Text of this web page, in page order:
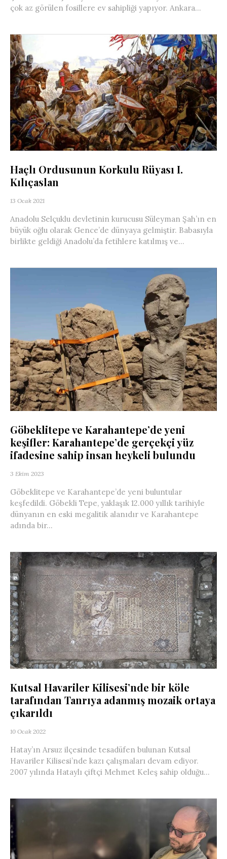
çok az görülen fosillere ev sahipliği yapıyor. Ankara...
Haçlı Ordusunun Korkulu Rüyası I.
Kılıçaslan
13 Ocak 2021
Anadolu Selçuklu devletinin kurucusu Süleyman Şah’ın en
büyük oğlu olarak Gence’de dünyaya gelmiştir. Babasıyla
birlikte geldiği Anadolu’da fetihlere katılmış ve...
Göbeklitepe ve Karahantepe’de yeni
keşifler: Karahantepe’de gerçekçi yüz
ifadesine sahip insan heykeli bulundu
3 Ekim 2023
Göbeklitepe ve Karahantepe’de yeni buluntular
keşfedildi. Göbekli Tepe, yaklaşık 12.000 yıllık tarihiyle
dünyanın en eski megalitik alanıdır ve Karahantepe
adında bir...
Kutsal Havariler Kilisesi’nde bir köle
tarafından Tanrıya adanmış mozaik ortaya
çıkarıldı
10 Ocak 2022
Hatay’ın Arsuz ilçesinde tesadüfen bulunan Kutsal
Havariler Kilisesi’nde kazı çalışmaları devam ediyor.
2007 yılında Hataylı çiftçi Mehmet Keleş sahip olduğu...